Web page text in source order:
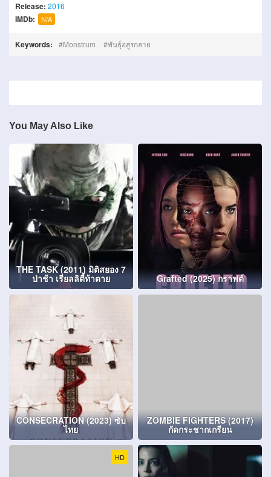
Release: 2016
IMDb: N/A
Keywords: Monstrum พันธุ์อสูรกลาย
You May Also Like
THE TASK (2011) มิติสยอง 7
ป่าช้า เรียลลิตี้ท้าตาย Grafted (2025) กราฟต์
CONSECRATION (2023) ซับ
ไทย
ZOMBIE FIGHTERS (2017)
กัดกระชากเกรียน
HD